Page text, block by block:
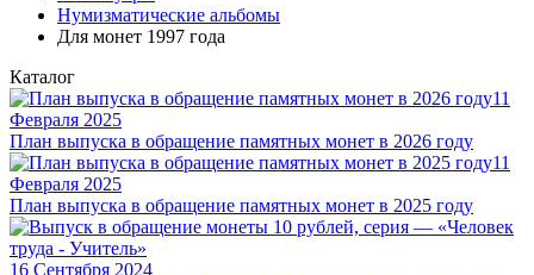
Нумизматические альбомы
Для монет 1997 года
Каталог
11
Февраля 2025
План выпуска в обращение памятных монет в 2026 году
11
Февраля 2025
План выпуска в обращение памятных монет в 2025 году
16 Сентября 2024